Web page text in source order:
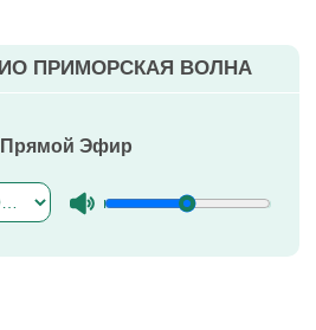
ПРИМОРСКАЯ ВОЛНА
Прямой Эфир